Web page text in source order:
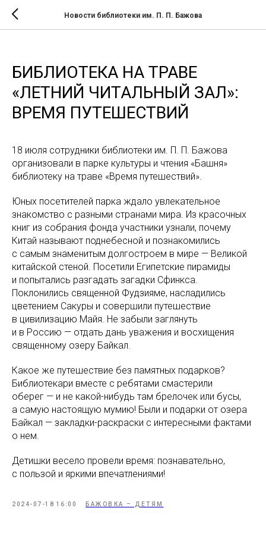
Новости библиотеки им. П. П. Бажова
БИБЛИОТЕКА НА ТРАВЕ
«ЛЕТНИЙ ЧИТАЛЬНЫЙ ЗАЛ»:
ВРЕМЯ ПУТЕШЕСТВИЙ
18 июля сотрудники библиотеки им. П. П. Бажова
организовали в парке культуры и чтения «Башня»
библиотеку на траве «Время путешествий».
Юных посетителей парка ждало увлекательное
знакомство с разными странами мира. Из красочных
книг из собрания фонда участники узнали, почему
Китай называют поднебесной и познакомились
с самым знаменитым долгостроем в мире — Великой
китайской стеной. Посетили Египетские пирамиды
и попытались разгадать загадки Сфинкса.
Поклонились священной Фудзияме, насладились
цветением Сакуры и совершили путешествие
в цивилизацию Майя. Не забыли заглянуть
и в Россию — отдать дань уважения и восхищения
священному озеру Байкал.
Какое же путешествие без памятных подарков?
Библиотекари вместе с ребятами смастерили
оберег — и не какой-нибудь там брелочек или бусы,
а самую настоящую мумию! Были и подарки от озера
Байкал — закладки-раскраски с интересными фактами
о нем.
Детишки весело провели время: познавательно,
с пользой и яркими впечатлениями!
2024-07-18 16:00 БАЖОВКА – ДЕТЯМ